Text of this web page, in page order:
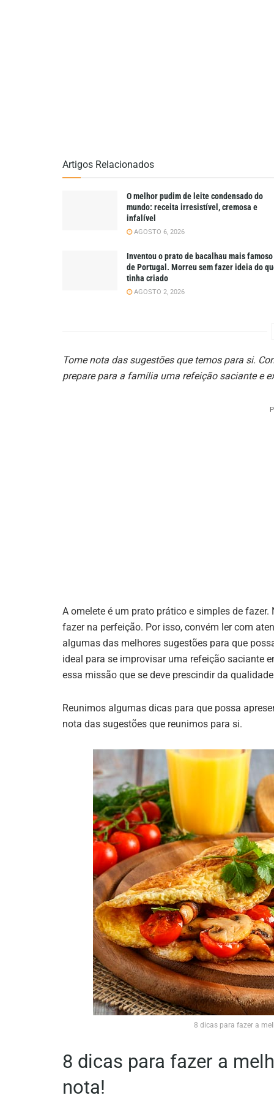
Artigos Relacionados
O melhor pudim de leite condensado do
mundo: receita irresistível, cremosa e
infalível
AGOSTO 6, 2026
Inventou o prato de bacalhau mais famoso
de Portugal. Morreu sem fazer ideia do
tinha criado
AGOSTO 2, 2026
Tome nota das sugestões que temos para si.
prepare para a família uma refeição saciante e
A omelete é um prato prático e simples de
fazer na perfeição. Por isso, convém ler com
algumas das melhores sugestões para que
ideal para se improvisar uma refeição saciante
essa missão que se deve prescindir da
Reunimos algumas dicas para que possa
nota das sugestões que reunimos para si.
8 dicas para fazer a
8 dicas para fazer a
nota!